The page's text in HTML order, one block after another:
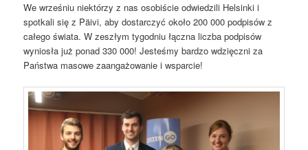
We wrześniu niektórzy z nas osobiście odwiedzili Helsinki i
spotkali się z Päivi, aby dostarczyć około 200 000 podpisów z
całego świata. W zeszłym tygodniu łączna liczba podpisów
wyniosła już ponad 330 000! Jesteśmy bardzo wdzięczni za
Państwa masowe zaangażowanie i wsparcie!